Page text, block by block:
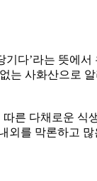
다’라는 뜻에
는 사화산으로
른 다채로운 식
외를 막론하고